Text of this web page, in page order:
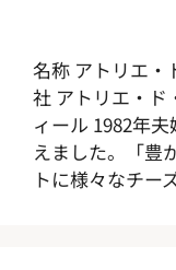
名称 アトリエ・
社 アトリエ・ド
ィール 1982年
えました。「豊
トに様々なチー